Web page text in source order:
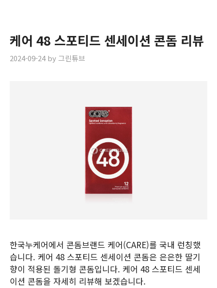
케어 48 스포티드 센세이션 콘돔 리뷰
2024-09-24 by그린튜브
한국누케어에서 콘돔브랜드 케어(CARE)를 국내 런칭했
습니다. 케어 48 스포티드 센세이션 콘돔은 은은한 딸기
향이 적용된 돌기형 콘돔입니다. 케어 48 스포티드 센세
이션 콘돔을 자세히 리뷰해 보겠습니다.